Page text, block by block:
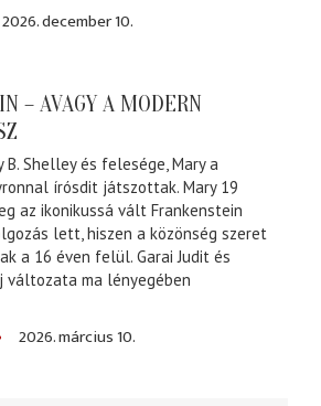
2026. december 10.
– AVAGY A MODERN
B. Shelley és felesége, Mary a
írósdit játszottak. Mary 19
az ikonikussá vált Frankenstein
lett, hiszen a közönség szeret
a 16 éven felül. Garai Judit és
változata ma lényegében
2026. március 10.